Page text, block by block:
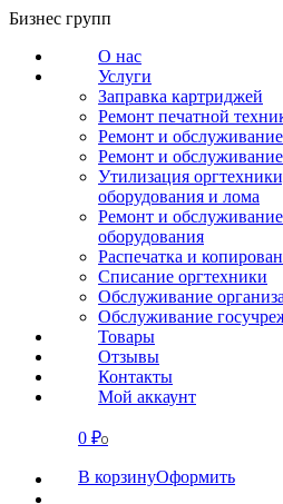
Перейти
содержанию
Бизнес групп
О нас
Услуги
Заправка картриджей
Ремонт печатной
Ремонт и обслуживание
Ремонт и
Утилизация
оборудования и лома
Ремонт и
оборудования
Распечатка и
Списание оргтехники
Обслуживание
Обслуживание
Товары
Отзывы
Контакты
Мой аккаунт
0 ₽0
В корзинуОформить
СВЯЗАТЬСЯ
О нас